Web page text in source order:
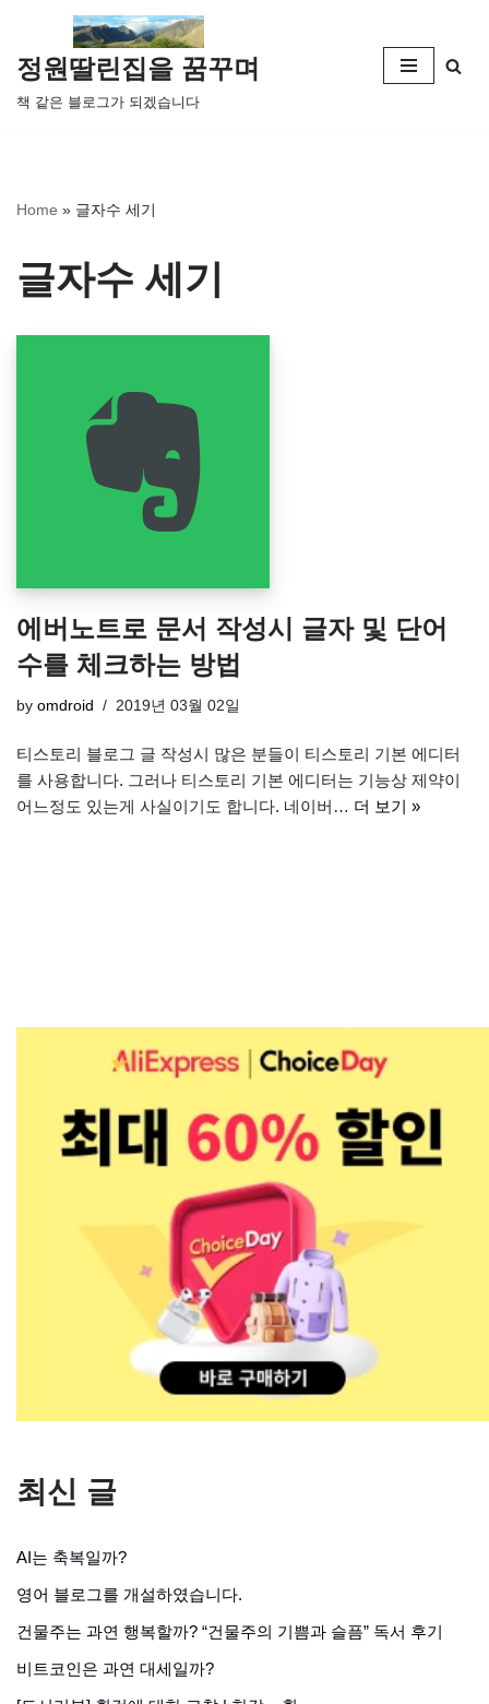
콘
텐
츠
뛰
정원딸린집을 꿈꾸며
책 같은 블로그가 되겠습니다
Home » 글자수 세기
글자수 세기
에버노트로 문서 작성시 글자 및 단어
수를 체크하는 방법
by omdroid 2019년 03월 02일
티스토리 블로그 글 작성시 많은 분들이 티스토리 기본 에디터
를 사용합니다. 그러나 티스토리 기본 에디터는 기능상 제약이
어느정도 있는게 사실이기도 합니다. 네이버… 더 보기 »
최신 글
AI는 축복일까?
영어 블로그를 개설하였습니다.
건물주는 과연 행복할까? “건물주의 기쁨과 슬픔” 독서 후기
비트코인은 과연 대세일까?